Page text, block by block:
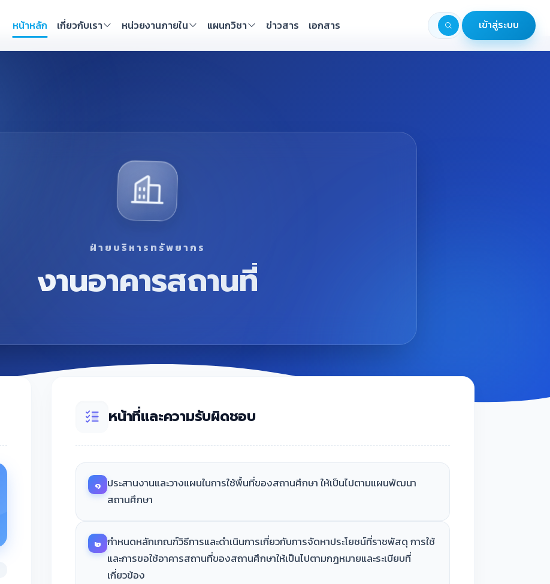
หน้าหลัก เกี่ยวกับเรา หน่วยงานภายใน แผนกวิชา ข่าวสาร เอกสาร เข้าสู่ระบบ
ฝ่ายบริหารทรัพยากร
งานอาคารสถานที่
หน้าที่และความรับผิดชอบ
๑ ประสานงานและวางแผนในการใช้พื้นที่ของสถานศึกษา ให้เป็นไปตามแผนพัฒนา
สถานศึกษา
๒ กำหนดหลักเกณฑ์วิธีการและดำเนินการเกี่ยวกับการจัดหาประโยชน์ที่ราชพัสดุ การใช้
และการขอใช้อาคารสถานที่ของสถานศึกษาให้เป็นไปตามกฎหมายและระเบียบที่
เกี่ยวข้อง